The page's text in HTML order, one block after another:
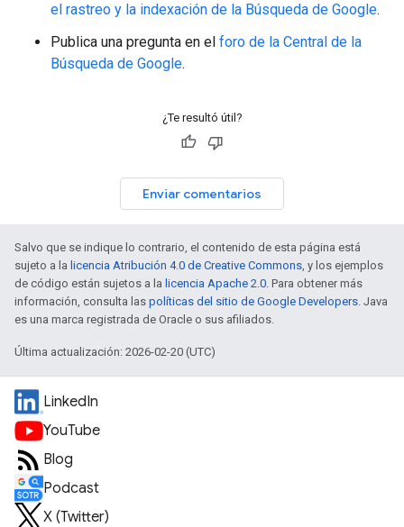
el rastreo y la indexación de la Búsqueda de Google.
Publica una pregunta en el foro de la Central de la
Búsqueda de Google.
¿Te resultó útil?
Enviar comentarios
Salvo que se indique lo contrario, el contenido de esta página está
sujeto a la licencia Atribución 4.0 de Creative Commons, y los ejemplos
de código están sujetos a la licencia Apache 2.0. Para obtener más
información, consulta las políticas del sitio de Google Developers. Java
es una marca registrada de Oracle o sus afiliados.
Última actualización: 2026-02-20 (UTC)
LinkedIn
YouTube
Blog
Podcast
X (Twitter)